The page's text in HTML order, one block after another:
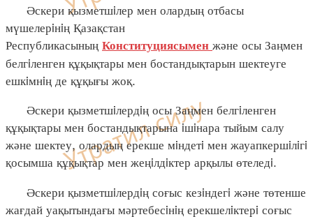
Әскери қызметшiлер мен олардың отбасы
мүшелерiнiң Қазақстан
Республикасының Конституциясымен және осы Заңмен
белгiленген құқықтары мен бостандықтарын шектеуге
ешкiмнiң де құқығы жоқ.
Әскери қызметшiлердiң осы Заңмен белгiленген
құқықтары мен бостандықтарына iшiнара тыйым салу
және шектеу, олардың ерекше мiндетi мен жауапкершiлiгi
қосымша құқықтар мен жеңiлдiктер арқылы өтеледi.
Әскери қызметшiлердiң соғыс кезiндегi және төтенше
жағдай уақытындағы мәртебесiнiң ерекшелiктерi соғыс